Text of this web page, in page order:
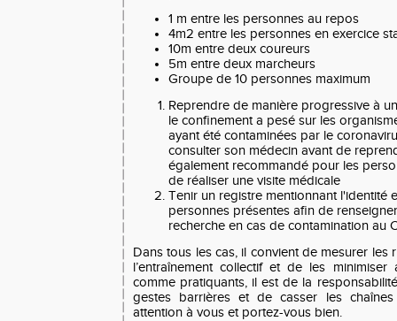
1 m entre les personnes au repos
4m2 entre les personnes en exercice
10m entre deux coureurs
5m entre deux marcheurs
Groupe de 10 personnes maximum
Reprendre de manière progressive à
le confinement a pesé sur les
ayant été contaminées par le
consulter son médecin avant de
également recommandé pour les
de réaliser une visite médicale
Tenir un registre mentionnant l'identité
personnes présentes afin de
recherche en cas de contamination au
Dans tous les cas, il convient de mesurer les
l’entraînement collectif et de les minimiser
comme pratiquants, il est de la
gestes barrières et de casser les chaînes
attention à vous et portez-vous bien.